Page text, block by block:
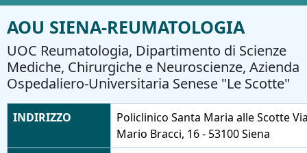
AOU SIENA-REUMATOLOGIA
UOC Reumatologia, Dipartimento di Scienze
Mediche, Chirurgiche e Neuroscienze, Azienda
Ospedaliero-Universitaria Senese "Le Scotte"
INDIRIZZO
Policlinico Santa Maria alle Scotte
Mario Bracci, 16 - 53100 Siena